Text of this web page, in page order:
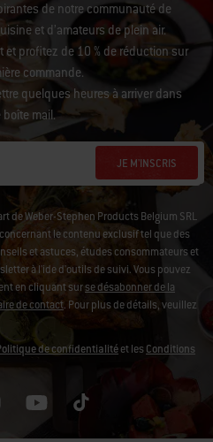
de notre communauté de
et d’amateurs de plein air.
profitez de 10 % de réduction sur
commande.
quelques heures à arriver dans
boîte mail.
JE M'INSCRIS
de Weber-Stephen Products Belgium SRL
le contenu exclusif tel que des
et astuces, études consommateurs et
à l'ide d'outils de suivi.Vous pouvez
en cliquant surse désabonner de la
de contact. Pour plus de détails, veuillez
de confidentialitéet lesConditions